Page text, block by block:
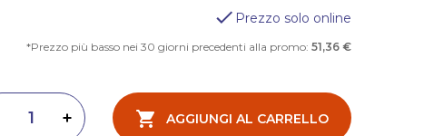
Prezzo solo online
Prezzo più basso nei 30 giorni precedenti alla promo: 51,36 €
Aumenta quantità
Diminuisci quantità AGGIUNGI AL CARRELLO